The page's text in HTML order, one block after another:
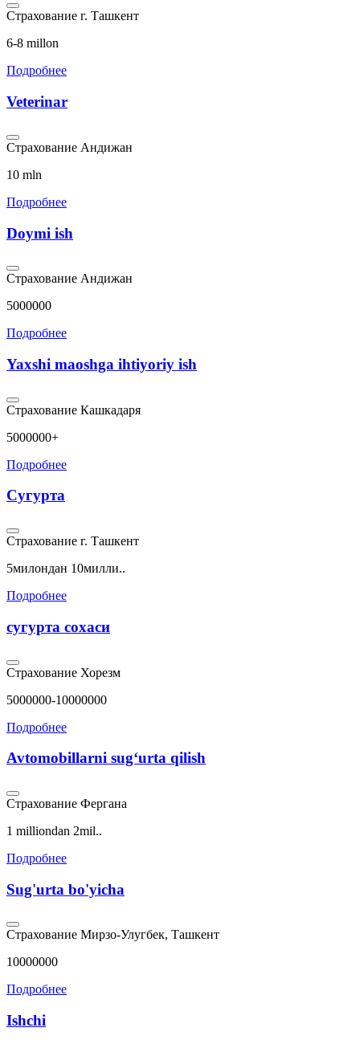
Страхование г. Ташкент
6-8 millon
Подробнее
Veterinar
Страхование Андижан
10 mln
Подробнее
Doymi ish
Страхование Андижан
5000000
Подробнее
Yaxshi maoshga ihtiyoriy ish
Страхование Кашкадаря
5000000+
Подробнее
Сугурта
Страхование г. Ташкент
5милондан 10милли..
Подробнее
сугурта сохаси
Страхование Хорезм
5000000-10000000
Подробнее
Avtomobillarni sugʻurta qilish
Страхование Фергана
1 milliondan 2mil..
Подробнее
Sug'urta bo'yicha
Страхование Мирзо-Улугбек, Ташкент
10000000
Подробнее
Ishchi